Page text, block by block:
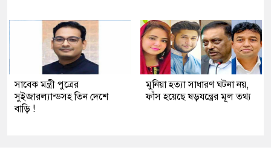
সাবেক মন্ত্রী পুত্রের
সুইজারল্যান্ডসহ তিন দেশে
বাড়ি !
মুনিয়া হত্যা সাধারণ ঘটনা নয়,
ফাঁস হয়েছে ষড়যন্ত্রের মূল তথ্য